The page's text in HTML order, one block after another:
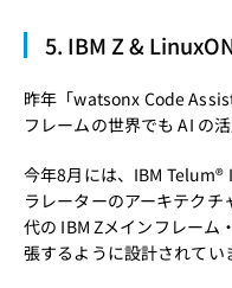
5. IBM Z &
昨年「watsonx Code
フレームの世界でも AI の
今年8月には、IBM Telum®
ラレーターのアーキテク
代の IBM Zメインフレーム
張するように設計されてい